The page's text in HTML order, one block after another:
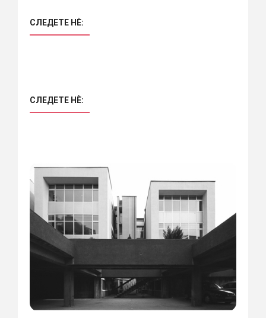
СЛЕДЕТЕ НÈ:
СЛЕДЕТЕ НÈ: